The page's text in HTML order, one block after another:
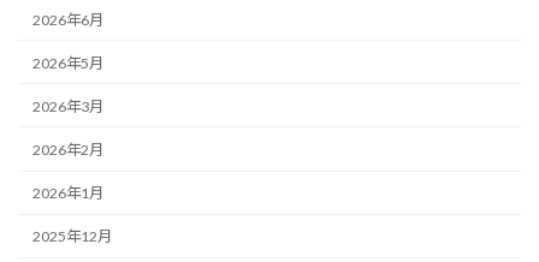
2026年6月
2026年5月
2026年3月
2026年2月
2026年1月
2025年12月